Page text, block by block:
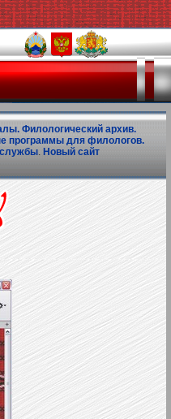
Филологический архив.
программы для филологов.
. Новый сайт